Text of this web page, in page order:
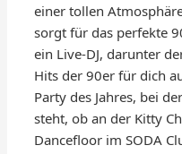
einer tollen
sorgt für das perfekte
ein Live-DJ, darunter
Hits der 90er für dich
Party des Jahres, bei
steht, ob an der Kitty
Dancefloor im SODA